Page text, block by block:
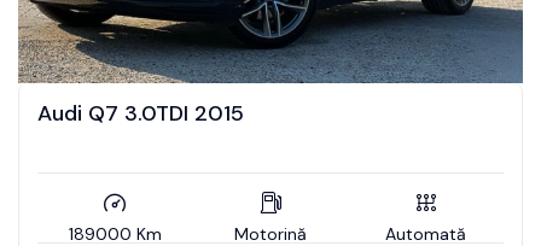
Audi Q7 3.0TDI 2015
189000 Km Motorină Automată